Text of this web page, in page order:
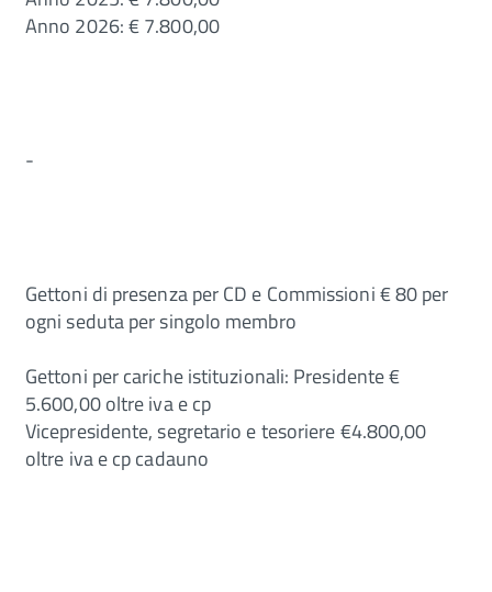
Anno 2026: € 7.800,00
-
Gettoni di presenza per CD e Commissioni € 80 per
ogni seduta per singolo membro
Gettoni per cariche istituzionali: Presidente €
5.600,00 oltre iva e cp
Vicepresidente, segretario e tesoriere €4.800,00
oltre iva e cp cadauno